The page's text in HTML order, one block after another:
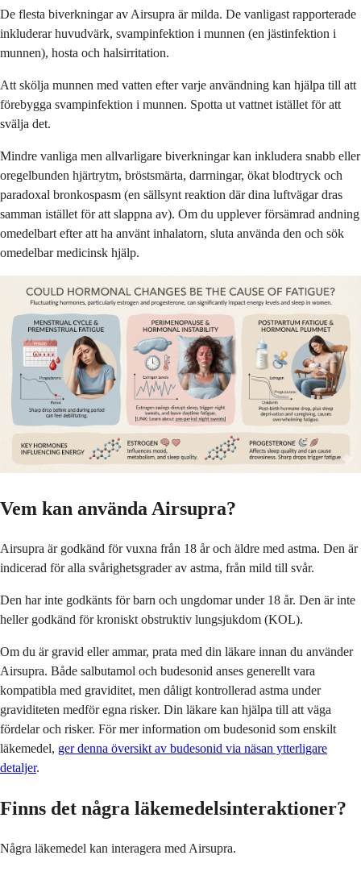
De flesta biverkningar av Airsupra är milda. De vanligast rapporterade
inkluderar huvudvärk, svampinfektion i munnen (en jästinfektion i
munnen), hosta och halsirritation.
Att skölja munnen med vatten efter varje användning kan hjälpa till att
förebygga svampinfektion i munnen. Spotta ut vattnet istället för att
svälja det.
Mindre vanliga men allvarligare biverkningar kan inkludera snabb eller
oregelbunden hjärtrytm, bröstsmärta, darrningar, ökat blodtryck och
paradoxal bronkospasm (en sällsynt reaktion där dina luftvägar dras
samman istället för att slappna av). Om du upplever försämrad andning
omedelbart efter att ha använt inhalatorn, sluta använda den och sök
omedelbar medicinsk hjälp.
Vem kan använda Airsupra?
Airsupra är godkänd för vuxna från 18 år och äldre med astma. Den är
indicerad för alla svårighetsgrader av astma, från mild till svår.
Den har inte godkänts för barn och ungdomar under 18 år. Den är inte
heller godkänd för kroniskt obstruktiv lungsjukdom (KOL).
Om du är gravid eller ammar, prata med din läkare innan du använder
Airsupra. Både salbutamol och budesonid anses generellt vara
kompatibla med graviditet, men dåligt kontrollerad astma under
graviditeten medför egna risker. Din läkare kan hjälpa till att väga
fördelar och risker. För mer information om budesonid som enskilt
läkemedel, ger denna översikt av budesonid via näsan ytterligare
detaljer.
Finns det några läkemedelsinteraktioner?
Några läkemedel kan interagera med Airsupra.